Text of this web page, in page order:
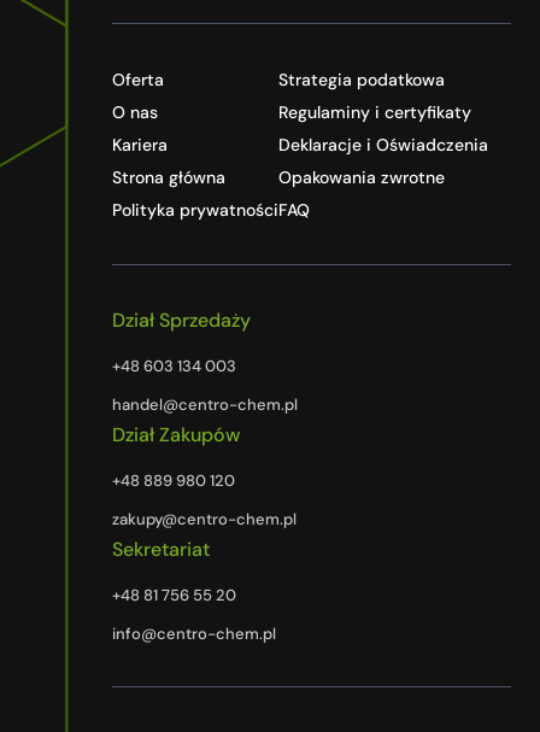
Oferta
O nas
Kariera
Strona główna
Polityka prywatności
Strategia podatkowa
Regulaminy i certyfikaty
Deklaracje i Oświadczenia
Opakowania zwrotne
FAQ
Dział Sprzedaży
+48 603 134 003
handel@centro-chem.pl
Dział Zakupów
+48 889 980 120
zakupy@centro-chem.pl
Sekretariat
+48 81 756 55 20
info@centro-chem.pl